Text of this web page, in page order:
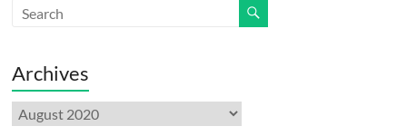
Archives
Archives